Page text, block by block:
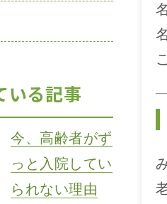
いる記事
今、高齢者がず
っと入院してい
られない理由